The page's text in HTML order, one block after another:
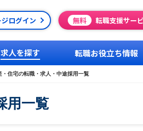
ログイン 無料 転職支援サー
求人を探す 転職お役立ち情報
・住宅の転職・求人・中途採用一覧
用一覧